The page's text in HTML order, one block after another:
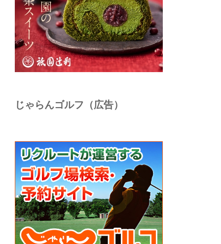
じゃらんゴルフ（広告）